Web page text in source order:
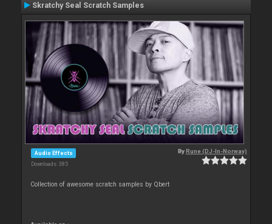
Skratchy Seal Scratch Samples
Audio Effects
Downloads: 385
ByRune (DJ-In-Norway)
Collection of awesome scratch samples by Qbert